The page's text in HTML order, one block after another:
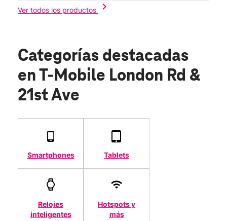
Ver todos los productos
chevron_right
Categorías destacadas
en T-Mobile London Rd &
21st Ave
Smartphones Tablets
Relojes
inteligentes
Hotspots y
más